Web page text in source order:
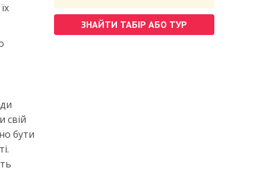
свій
бути
ЗНАЙТИ ТАБІР АБО ТУР